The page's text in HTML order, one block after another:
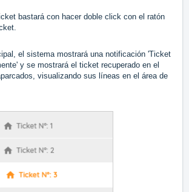
bastará con hacer doble click con el ratón
el sistema mostrará una notificación 'Ticket
y se mostrará el ticket recuperado en el
visualizando sus líneas en el área de